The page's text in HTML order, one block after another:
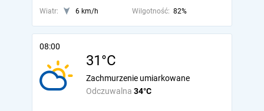
Wiatr: 6 km/h Wilgotność: 82%
08:00
31°C
Odczuwalna 34°C
Zachmurzenie umiarkowane